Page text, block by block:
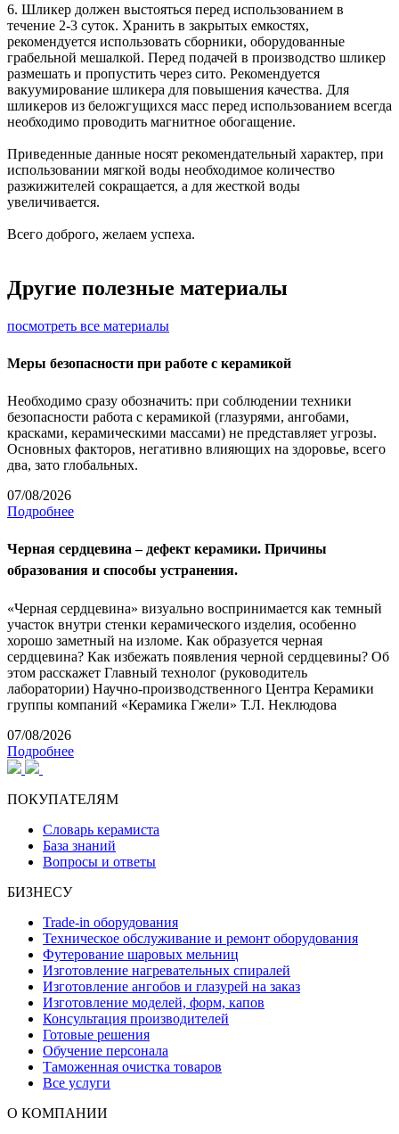
6. Шликер должен выстояться перед использованием в
течение 2-3 суток. Хранить в закрытых емкостях,
рекомендуется использовать сборники, оборудованные
грабельной мешалкой. Перед подачей в производство шликер
размешать и пропустить через сито. Рекомендуется
вакуумирование шликера для повышения качества. Для
шликеров из беложгущихся масс перед использованием всегда
необходимо проводить магнитное обогащение.
Приведенные данные носят рекомендательный характер, при
использовании мягкой воды необходимое количество
разжижителей сокращается, а для жесткой воды
увеличивается.
Всего доброго, желаем успеха.
Другие полезные материалы
посмотреть все материалы
Меры безопасности при работе с керамикой
Необходимо сразу обозначить: при соблюдении техники
безопасности работа с керамикой (глазурями, ангобами,
красками, керамическими массами) не представляет угрозы.
Основных факторов, негативно влияющих на здоровье, всего
два, зато глобальных.
07/08/2026
Подробнее
Черная сердцевина – дефект керамики. Причины
образования и способы устранения.
«Черная сердцевина» визуально воспринимается как темный
участок внутри стенки керамического изделия, особенно
хорошо заметный на изломе. Как образуется черная
сердцевина? Как избежать появления черной сердцевины? Об
этом расскажет Главный технолог (руководитель
лаборатории) Научно-производственного Центра Керамики
группы компаний «Керамика Гжели» Т.Л. Неклюдова
07/08/2026
Подробнее
ПОКУПАТЕЛЯМ
Словарь керамиста
База знаний
Вопросы и ответы
БИЗНЕСУ
Trade-in оборудования
Техническое обслуживание и ремонт оборудования
Футерование шаровых мельниц
Изготовление нагревательных спиралей
Изготовление ангобов и глазурей на заказ
Изготовление моделей, форм, капов
Консультация производителей
Готовые решения
Обучение персонала
Таможенная очистка товаров
Все услуги
О КОМПАНИИ